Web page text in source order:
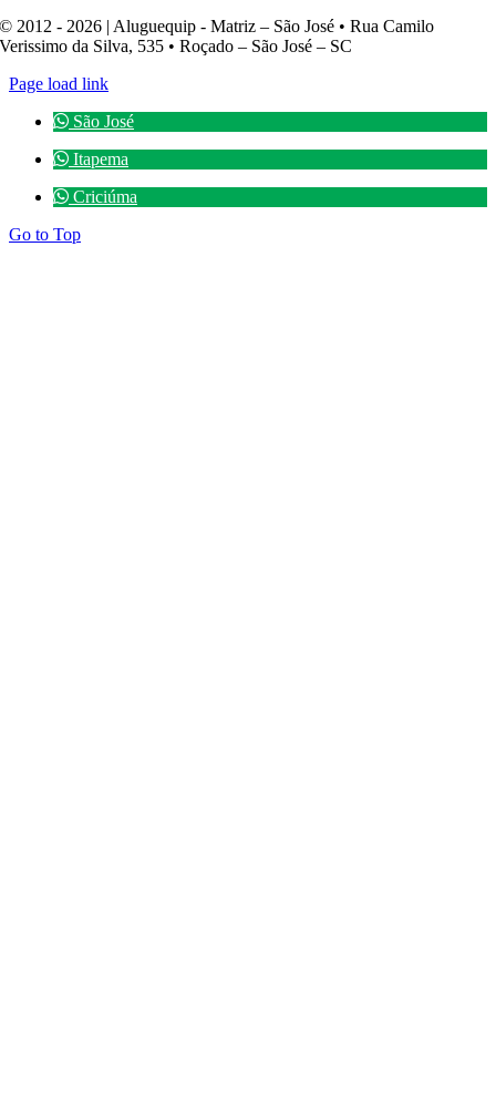
© 2012 - 2026 | Aluguequip - Matriz – São José • Rua Camilo
Verissimo da Silva, 535 • Roçado – São José – SC
Page load link
São José
Itapema
Criciúma
Go to Top